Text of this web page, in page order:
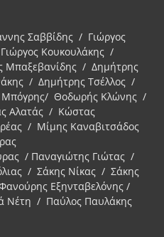
Σαββίδης / Γιώργος
Κουκουλάκης /
Μπαξεβανίδης / Δημήτρης
/ Δημήτρης Τσέλλος /
Θοδωρής Κλώνης /
Αλατάς / Κώστας
/ Μίμης Καναβιτσάδος
/ Παναγιώτης Γιώτας /
/ Σάκης Νίκας / Σάκης
Εξηνταβελόνης /
Νέτη / Παύλος Παυλάκης